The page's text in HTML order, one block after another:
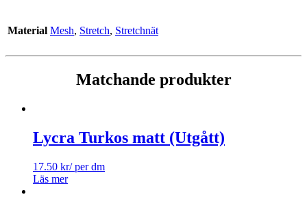
Material Mesh, Stretch, Stretchnät
Matchande produkter
Lycra Turkos matt (Utgått)
17.50 kr/ per dm
Läs mer